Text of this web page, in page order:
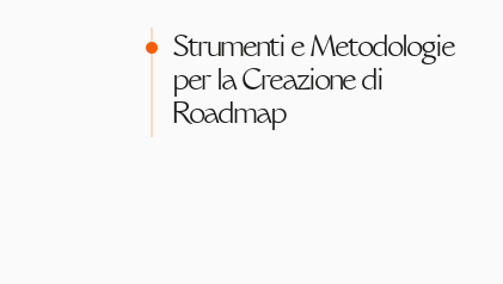
Strumenti e Metodologie
per la Creazione di
Roadmap